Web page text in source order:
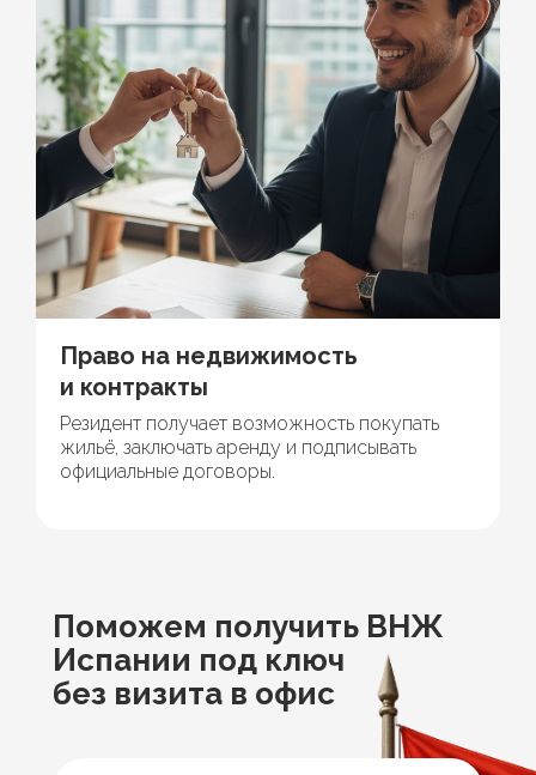
Право на недвижимость
и контракты
Резидент получает возможность покупать
жильё, заключать аренду и подписывать
официальные договоры.
Поможем получить ВНЖ
Испании под ключ
без визита в офис